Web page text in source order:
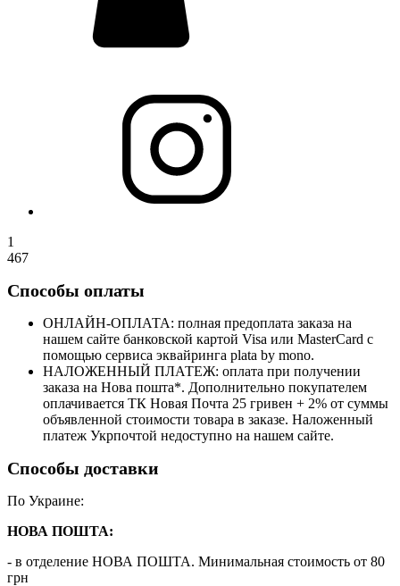
1
467
Способы оплаты
ОНЛАЙН-ОПЛАТА: полная предоплата заказа на
нашем сайте банковской картой Visa или MasterCard с
помощью сервиса эквайринга plata by mono.
НАЛОЖЕННЫЙ ПЛАТЕЖ: оплата при получении
заказа на Нова пошта*. Дополнительно покупателем
оплачивается ТК Новая Почта 25 гривен + 2% от суммы
объявленной стоимости товара в заказе. Наложенный
платеж Укрпочтой недоступно на нашем сайте.
Способы доставки
По Украине:
НОВА ПОШТА:
- в отделение НОВА ПОШТА. Минимальная стоимость от 80
грн